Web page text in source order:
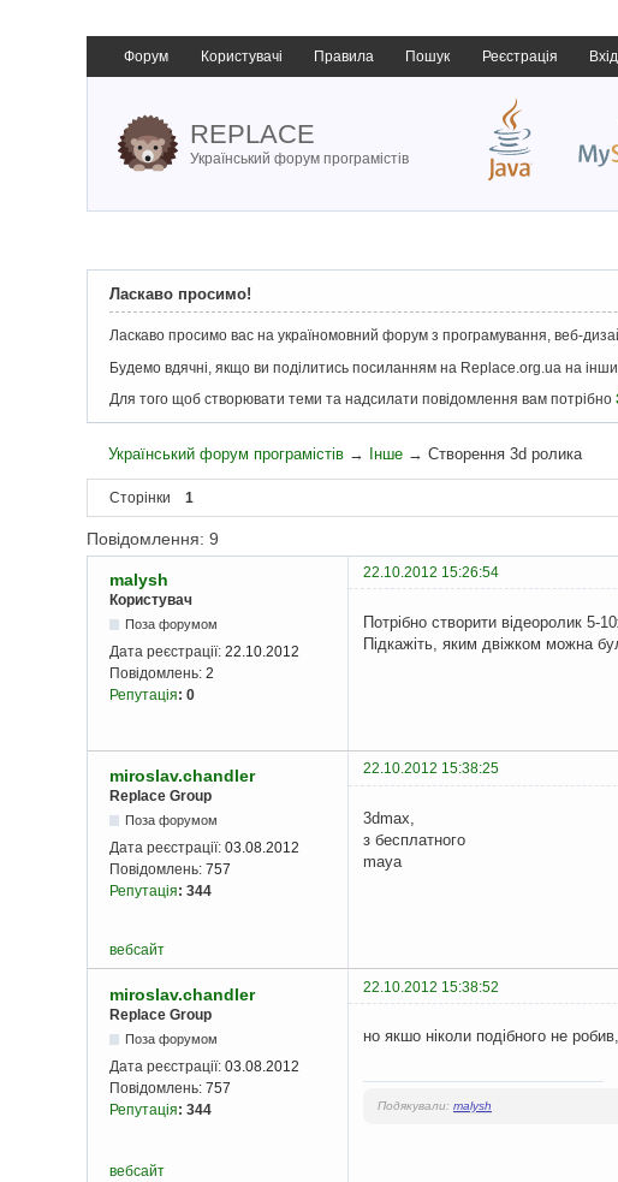
Форум Користувачі Правила Пошук Реєстрація Вхід
REPLACE
Український форум програмістів
Ласкаво просимо!
Ласкаво просимо вас на україномовний форум з програмування, веб-
Будемо вдячні, якщо ви поділитись посиланням на Replace.org.ua на
Для того щоб створювати теми та надсилати повідомлення вам потрібно
Український форум програмістів → Інше →Створення 3d ролика
Сторінки 1
Повідомлення: 9
malysh
22.10.2012 15:26:54
Користувач
Поза форумом
Дата реєстрації: 22.10.2012
Повідомлень: 2
Репутація: 0
Потрібно створити відеоролик 5-
Підкажіть, яким двіжком можна
miroslav.chandler
22.10.2012 15:38:25
Replace Group
Поза форумом
Дата реєстрації: 03.08.2012
Повідомлень: 757
Репутація: 344
3dmax,
з бесплатного
maya
вебсайт
miroslav.chandler
22.10.2012 15:38:52
Replace Group
Поза форумом
Дата реєстрації: 03.08.2012
Повідомлень: 757
Репутація: 344
но якшо ніколи подібного не
Подякували: malysh
вебсайт